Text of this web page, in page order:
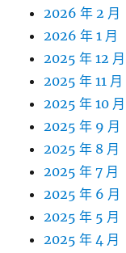
2026 年 2 月
2026 年 1 月
2025 年 12 月
2025 年 11 月
2025 年 10 月
2025 年 9 月
2025 年 8 月
2025 年 7 月
2025 年 6 月
2025 年 5 月
2025 年 4 月